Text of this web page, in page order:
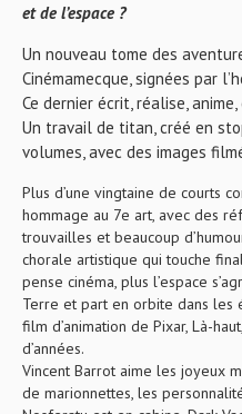
et de l’espace ?
Un nouveau tome des
Cinémamecque, signées par
Ce dernier écrit, réalise,
Un travail de titan, créé en
volumes, avec des images
Plus d’une vingtaine de courts
hommage au 7e art, avec des
trouvailles et beaucoup
chorale artistique qui touche
pense cinéma, plus l’espace
Terre et part en orbite dans les
film d’animation de Pixar, Là-
d’années.
Vincent Barrot aime les joyeux
de marionnettes, les